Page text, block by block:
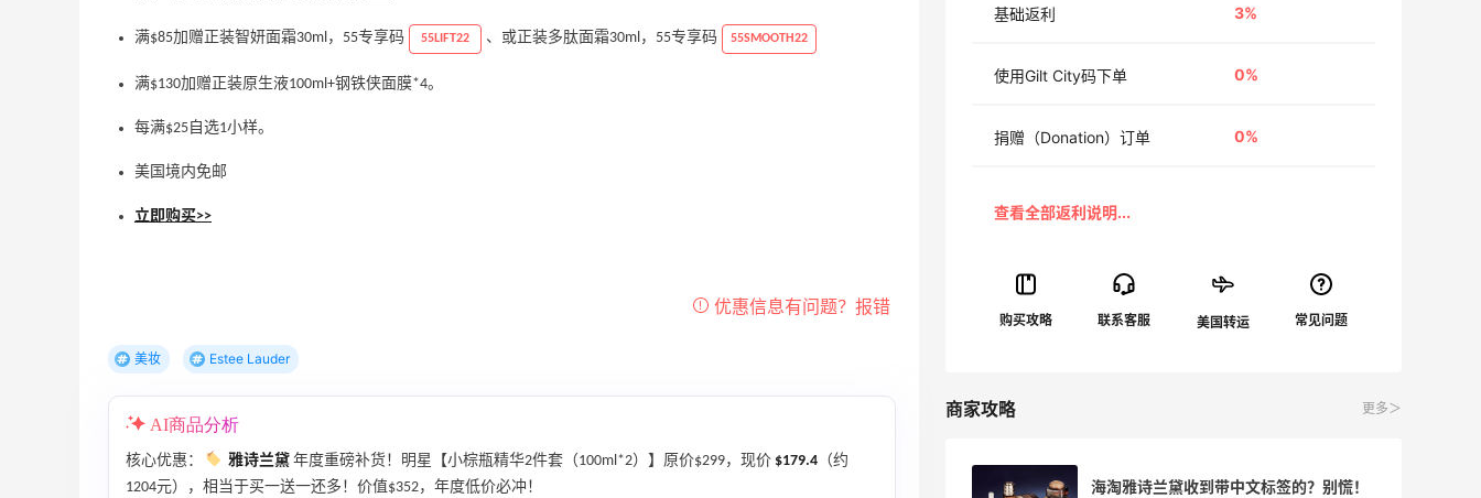
满$85加赠正装智妍面霜30ml，55专享码 55LIFT22 、或正装多肽面霜30ml，55专享码 55SMOOTH22
满$130加赠正装原生液100ml+钢铁侠面膜*4。
每满$25自选1小样。
美国境内免邮
立即购买>>
美妆 Estee Lauder
AI商品分析
核心优惠： 雅诗兰黛 年度重磅补货！明星【小棕瓶精华2件套（100ml*2）】原价$299，现价 $179.4 （约
1204元），相当于买一送一还多！价值$352，年度低价必冲！
基础返利 3%
使用Gilt City码下单 0%
捐赠（Donation）订单 0%
美国转运
商家攻略 更多＞
海淘雅诗兰黛收到带中文标签的？别慌！